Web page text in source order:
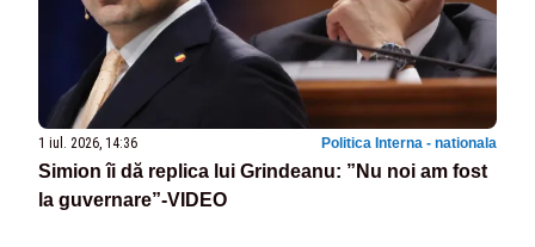
1 iul. 2026, 14:36 Politica Interna - nationala
Simion îi dă replica lui Grindeanu: ”Nu noi am fost
la guvernare”-VIDEO